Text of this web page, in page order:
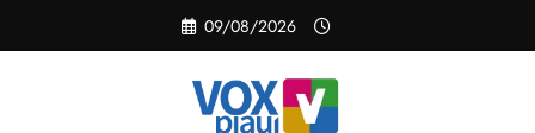
o
09/08/2026